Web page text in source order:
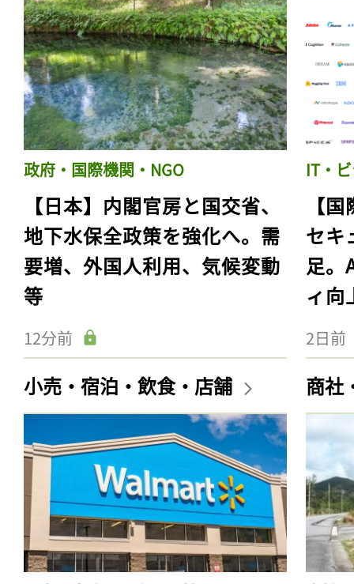
政府・国際機関・NGO
【日本】内閣官房と国交省、
地下水保全政策を強化へ。需
要増、外国人利用、気候変動
等
12分前
IT・
【
セキ
足。
ィ向
2日前
小売・宿泊・飲食・店舗 商社